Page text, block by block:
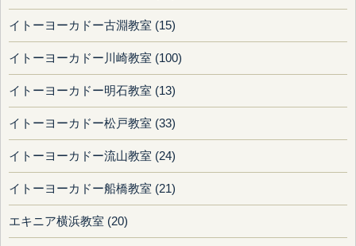
イトーヨーカドー古淵教室 (15)
イトーヨーカドー川崎教室 (100)
イトーヨーカドー明石教室 (13)
イトーヨーカドー松戸教室 (33)
イトーヨーカドー流山教室 (24)
イトーヨーカドー船橋教室 (21)
エキニア横浜教室 (20)